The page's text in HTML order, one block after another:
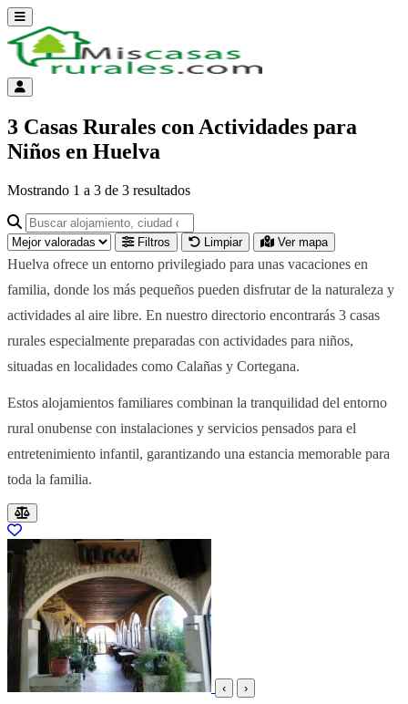
Abrir menú
Menú de cuenta
3 Casas Rurales con Actividades para
Niños en Huelva
Mostrando 1 a 3 de 3 resultados
Buscar alojamiento, ciudad o provincia para ir a su página
Filtros Limpiar Ver mapa
Huelva ofrece un entorno privilegiado para unas vacaciones en
familia, donde los más pequeños pueden disfrutar de la naturaleza y
actividades al aire libre. En nuestro directorio encontrarás 3 casas
rurales especialmente preparadas con actividades para niños,
situadas en localidades como Calañas y Cortegana.
Estos alojamientos familiares combinan la tranquilidad del entorno
rural onubense con instalaciones y servicios pensados para el
entretenimiento infantil, garantizando una estancia memorable para
toda la familia.
Resultados del listado
‹ ›